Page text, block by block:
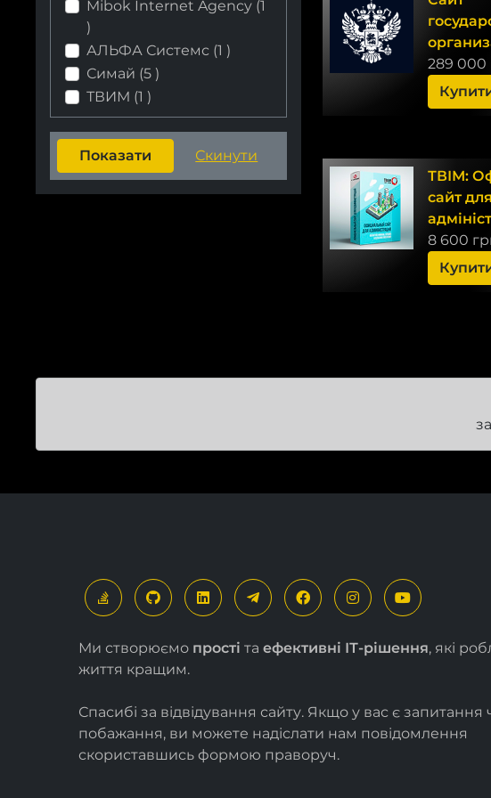
Mibok Internet Agency (1
)
АЛЬФА Системс (1 )
Симай (5 )
ТВИМ (1 )
версия
289 000
ТВІМ:
сайт для
Версія 2
8 600
Ми створюємо прості та ефективні ІТ-рішення, які
життя кращим.
Спасибі за відвідування сайту. Якщо у вас є запитання
побажання, ви можете надіслати нам повідомлення
скориставшись формою праворуч.